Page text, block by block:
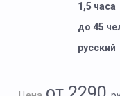
1,5 часа
до 45
русский